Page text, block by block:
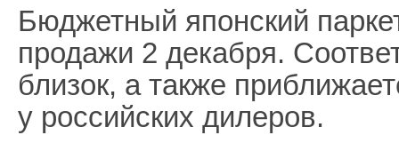
Бюджетный японский
продажи 2 декабря.
близок, а также
у российских дилеров.